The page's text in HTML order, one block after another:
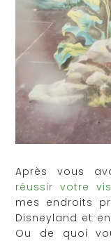
Après vous
réussir votre
mes endroits
Disneyland et
Ou de quoi